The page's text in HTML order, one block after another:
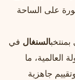
على الساحة
السنغال في
العالمية، ما
جاهزية